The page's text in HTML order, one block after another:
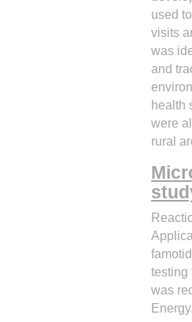
used
visits
was
and
health
were
rural
testing
was